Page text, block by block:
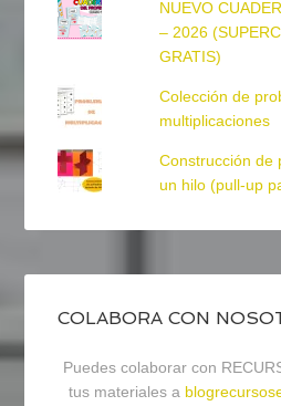
NUEVO
– 2026
GRATIS)
Colección de
multiplicaciones
Construcción de
un hilo (pull-up
COLABORA CON
Puedes colaborar con
tus materiales a